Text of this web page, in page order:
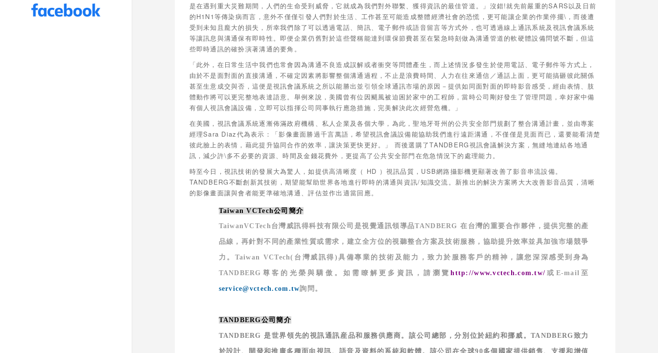
是在遇到重大災難期間，人們的生命受到威脅，它就成為我們對外聯繫、獲得資訊的最佳管道。」沒錯!就先前嚴重的SARS以及日前
的H1N1等傳染病而言，意外不僅僅引發人們對於生活、工作甚至可能造成整體經濟社會的恐慌，更可能讓企業的作業停擺\，而後遭
受到未知且龐大的損失，所幸我們除了可以透過電話、簡訊、電子郵件或語音留言等方式外，也可透過線上通訊系統及視訊會議系統
等讓訊息與溝通保有即時性。即便企業仍舊對於這些聲稱能達到環保節費甚至在緊急時刻做為溝通管道的軟硬體設備問號不斷，但這
些即時通訊的確扮演著溝通的要角。
「此外，在日常生活中我們也常會因為溝通不良造成誤解或者衝突等問體產生，而上述情況多發生於使用電話、電子郵件等方式上，
由於不是面對面的直接溝通，不確定因素將影響整個溝通過程，不止是浪費時間、人力在往來通信／通話上面，更可能搞砸彼此關係
甚至生意成交與否，這便是視訊會議系統之所以能勝出並引領全球通訊市場的原因－提供如同面對面的即時影音感受，經由表情、肢
體動作將可以更完整地表達語意。舉例來說，美國曾有位因颶風被迫困於家中的工程師，當時公司剛好發生了管理問題，幸好家中備
有個人視訊會議設備，立即可以指揮公司同事執行應急措施，完美解決此次經營危機。」
在美國，視訊會議系統逐漸佈滿政府機構、私人企業及各個大學，為此，聖地牙哥州的公共安全部門規劃了整合溝通計畫，並由專案
經理Sara Diaz代為表示：「影像畫面勝過千言萬語，希望視訊會議設備能協助我們進行遠距溝通，不僅僅是見面而已，還要能看清楚
彼此臉上的表情，藉此提升協同合作的效率，讓決策更快更好。」 而後選購了TANDBERG視訊會議解決方案，無縫地連結各地通
訊，減少許\多不必要的資源、時間及金錢花費外，更提高了公共安全部門在危急情況下的處理能力。
時至今日，視訊技術的發展大為驚人，如提供高清晰度（ HD ）視訊品質，USB網路攝影機更顯著改善了影音串流設備。
TANDBERG不斷創新其技術，期望能幫助世界各地進行即時的溝通與資訊/知識交流。新推出的解決方案將大大改善影音品質，清晰
的影像畫面讓與會者能更準確地溝通、評估並作出適當回應。
Taiwan VCTech公司簡介
TaiwanVCTech台灣威訊得科技有限公司是視覺通訊領導品TANDBERG在台灣的重要合作夥伴，提供完整的產
品線，再針對不同的產業性質或需求，建立全方位的視聽整合方案及技術服務，協助提升效率並具加強市場競爭
力。 Taiwan VCTech( 台灣威訊得 ) 具備專業的技術及能力，致力於服務客戶的精神，讓您深深感受到身為
TANDBERG 尊客的光榮與驕傲。如需瞭解更多資訊，請瀏覽http://www.vctech.com.tw/ 或 E-mail 至
service@vctech.com.tw詢問。
TANDBERG公司簡介
TANDBERG是世界領先的視訊通訊産品和服務供應商。該公司總部，分別位於紐約和挪威。TANDBERG致力
於設計、開發和推廣多種面向視訊、語音及資料的系統和軟體。該公司在全球90多個國家提供銷售、支援和增值